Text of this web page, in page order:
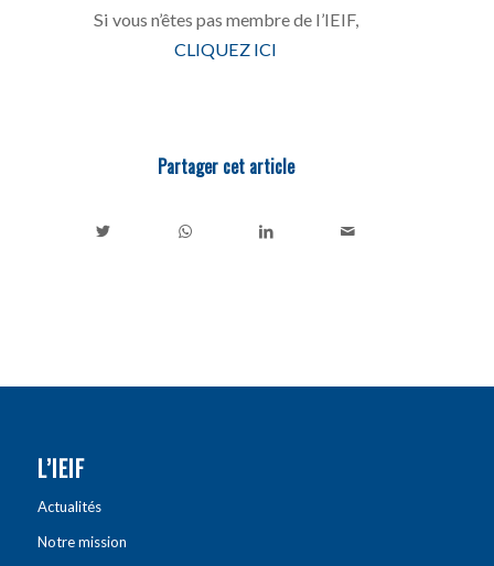
Si vous n’êtes pas membre de l’IEIF,
CLIQUEZ ICI
Partager cet article
L’IEIF
Actualités
Notre mission